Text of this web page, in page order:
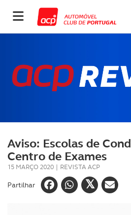
Aviso: Escolas de
Centro de Exames
15 MARÇO 2020 | REVISTA ACP
Partilhar